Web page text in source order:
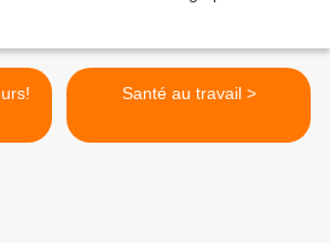
Santé au travail >